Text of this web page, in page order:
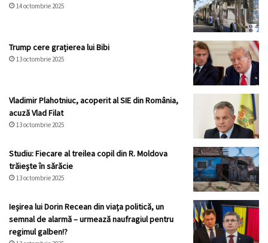
14 octombrie 2025
Trump cere grațierea lui Bibi
13 octombrie 2025
Vladimir Plahotniuc, acoperit al SIE din România,
acuză Vlad Filat
13 octombrie 2025
Studiu: Fiecare al treilea copil din R. Moldova
trăiește în sărăcie
13 octombrie 2025
Ieșirea lui Dorin Recean din viața politică, un
semnal de alarmă – urmează naufragiul pentru
regimul galben!?